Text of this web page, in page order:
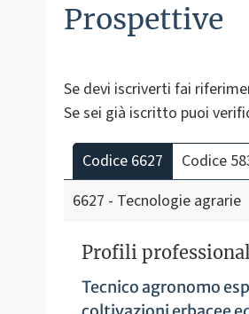
Prospettive
Se devi iscriverti fai
Se sei già iscritto puoi
Codice 6627
Codice
6627 - Tecnologie agrarie
Profili
Tecnico agronomo